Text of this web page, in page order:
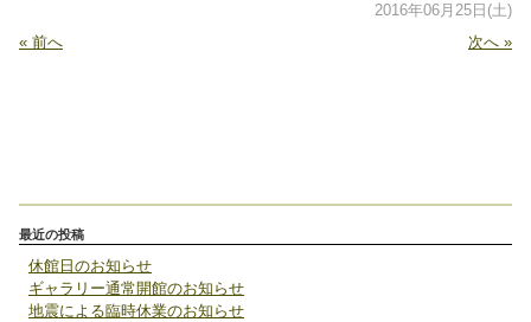
2016年06月25日(土)
« 前へ
次へ »
最近の投稿
休館日のお知らせ
ギャラリー通常開館のお知らせ
地震による臨時休業のお知らせ